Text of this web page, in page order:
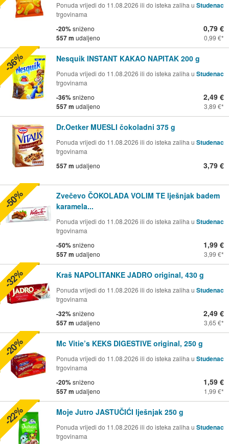
Ponuda vrijedi do 11.08.2026 ili do isteka zaliha u Studenac
trgovinama
-20%sniženo
557 m udaljeno
0,79 €
0,99 €
Nesquik INSTANT KAKAO NAPITAK 200 g
Ponuda vrijedi do 11.08.2026 ili do isteka zaliha u Studenac
trgovinama
-36%sniženo
557 m udaljeno
2,49 €
3,89 €
-36%
Dr.Oetker MUESLI čokoladni 375 g
Ponuda vrijedi do 11.08.2026 ili do isteka zaliha u Studenac
trgovinama
557 m udaljeno 3,79 €
Zvečevo ČOKOLADA VOLIM TE lješnjak badem
karamela...
Ponuda vrijedi do 11.08.2026 ili do isteka zaliha u Studenac
trgovinama
-50%sniženo
557 m udaljeno
1,99 €
3,99 €
-50%
Kraš NAPOLITANKE JADRO original, 430 g
Ponuda vrijedi do 11.08.2026 ili do isteka zaliha u Studenac
trgovinama
-32%sniženo
557 m udaljeno
2,49 €
3,65 €
-32%
Mc Vitie’s KEKS DIGESTIVE original, 250 g
Ponuda vrijedi do 11.08.2026 ili do isteka zaliha u Studenac
trgovinama
-20%sniženo
557 m udaljeno
1,59 €
1,99 €
-20%
Moje Jutro JASTUČIĆI lješnjak 250 g
Ponuda vrijedi do 11.08.2026 ili do isteka zaliha u Studenac
trgovinama
-22%